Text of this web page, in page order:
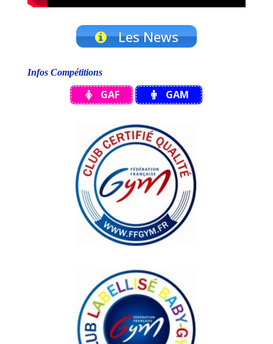
Les News
Infos Compétitions
GAF GAM